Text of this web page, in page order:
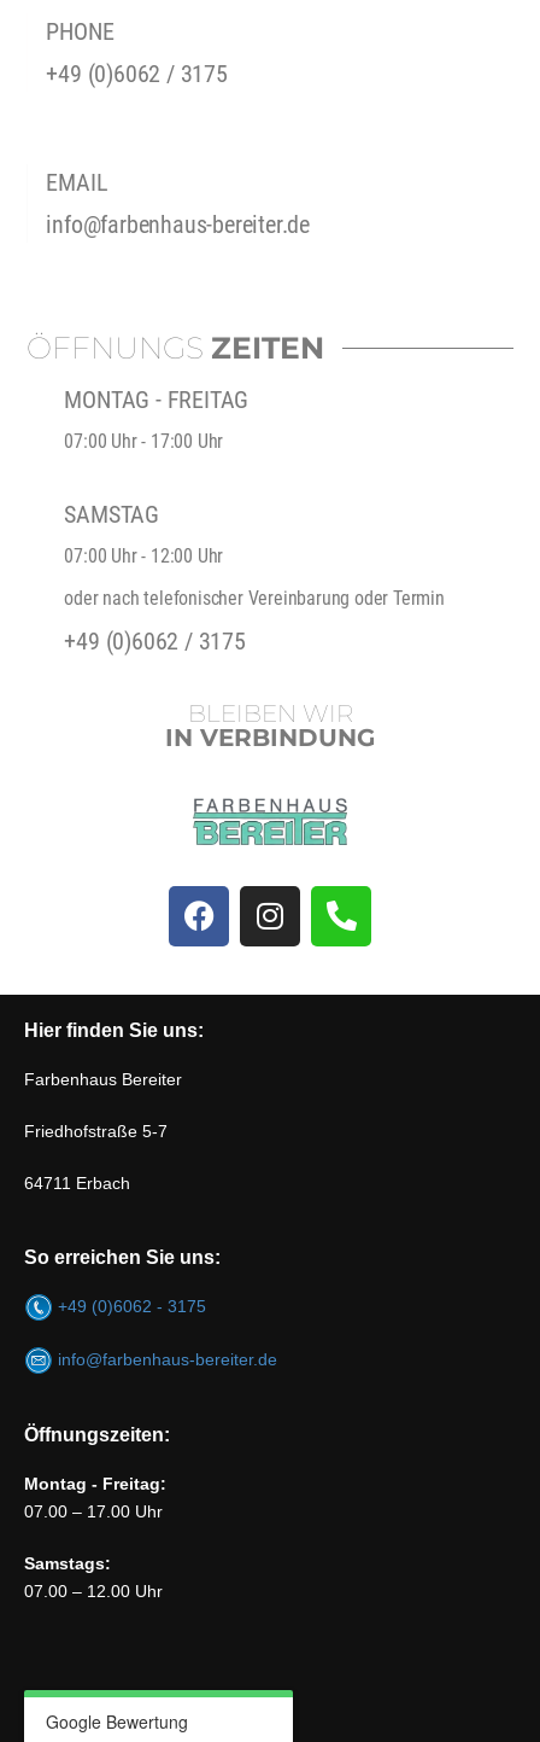
PHONE
+49 (0)6062 / 3175
EMAIL
info@farbenhaus-bereiter.de
ÖFFNUNGS ZEITEN
MONTAG - FREITAG
07:00 Uhr - 17:00 Uhr
SAMSTAG
07:00 Uhr - 12:00 Uhr
oder nach telefonischer Vereinbarung oder Termin
+49 (0)6062 / 3175
BLEIBEN WIR
IN VERBINDUNG
Hier finden Sie uns:
Farbenhaus Bereiter
Friedhofstraße 5-7
64711 Erbach
So erreichen Sie uns:
+49 (0)6062 - 3175
info@farbenhaus-bereiter.de
Öffnungszeiten:
Montag - Freitag:
07.00 – 17.00 Uhr
Samstags:
07.00 – 12.00 Uhr
Google Bewertung